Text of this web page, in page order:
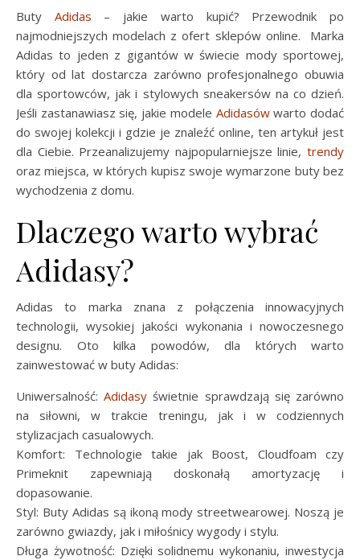
Buty Adidas – jakie warto kupić? Przewodnik po
najmodniejszych modelach z ofert sklepów online. Marka
Adidas to jeden z gigantów w świecie mody sportowej,
który od lat dostarcza zarówno profesjonalnego obuwia
dla sportowców, jak i stylowych sneakersów na co dzień.
Jeśli zastanawiasz się, jakie modele Adidasówwarto dodać
do swojej kolekcji i gdzie je znaleźć online, ten artykuł jest
dla Ciebie. Przeanalizujemy najpopularniejsze linie, trendy
oraz miejsca, w których kupisz swoje wymarzone buty bez
wychodzenia z domu.
Dlaczego warto wybrać
Adidasy?
Adidas to marka znana z połączenia innowacyjnych
technologii, wysokiej jakości wykonania i nowoczesnego
designu. Oto kilka powodów, dla których warto
zainwestować w buty Adidas:
Uniwersalność:Adidasy świetnie sprawdzają się zarówno
na siłowni, w trakcie treningu, jak i w codziennych
stylizacjach casualowych.
Komfort: Technologie takie jak Boost, Cloudfoam czy
Primeknit zapewniają doskonałą amortyzację i
dopasowanie.
Styl: Buty Adidas są ikoną mody streetwearowej. Noszą je
zarówno gwiazdy, jak i miłośnicy wygody i stylu.
Długa żywotność: Dzięki solidnemu wykonaniu, inwestycja